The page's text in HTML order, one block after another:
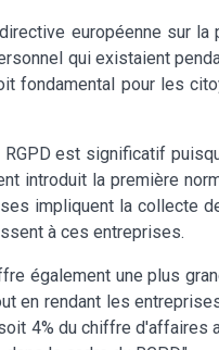
européenne sur
qui existaient
fondamental pour les
RGPD est significatif
introduit la première
impliquent la collecte
à ces entreprises.
également une plus
en rendant les
4% du chiffre d'affaires